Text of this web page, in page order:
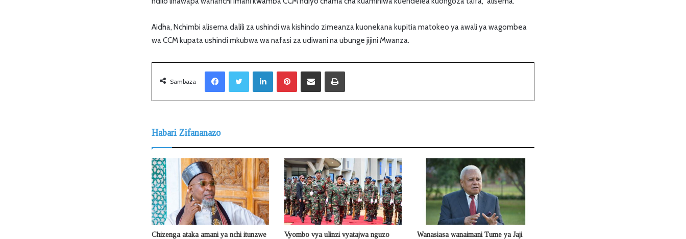
Aidha, Nchimbi alisema dalili za ushindi wa kishindo zimeanza kuonekana kupitia matokeo ya awali ya wagombea
wa CCM kupata ushindi mkubwa wa nafasi za udiwani na ubunge jijini Mwanza.
Sambaza
LinkedIn Sambaza kupitia barua pepe
Habari Zifananazo
Chizenga ataka amani ya nchi itunzwe
Vyombo vya ulinzi vyatajwa nguzo
Wanasiasa wanaimani Tume ya Jaji